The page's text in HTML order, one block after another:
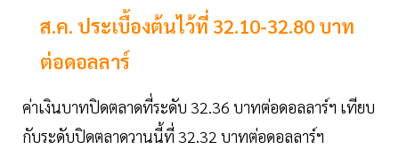
ส.ค. ประเบื้องต้นไว้ที่ 32.10-32.80 บาท
ต่อดอลลาร์
ค่าเงินบาทปิดตลาดที่ระดับ 32.36 บาทต่อดอลลาร์ฯ เทียบ
กับระดับปิดตลาดวานนี้ที่ 32.32 บาทต่อดอลลาร์ฯ